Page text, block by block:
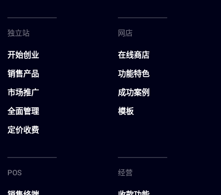
独立站
开始创业
销售产品
市场推广
全面管理
定价收费
网店
在线商店
功能特色
成功案例
模板
POS 经营